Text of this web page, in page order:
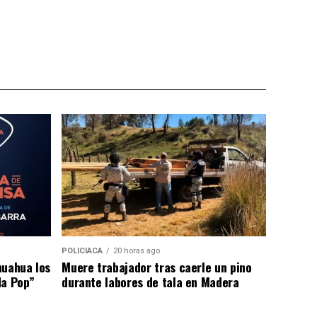
los
Pop”
POLICIACA 20 horas ago
Muere trabajador tras caerle un pino
durante labores de tala en Madera